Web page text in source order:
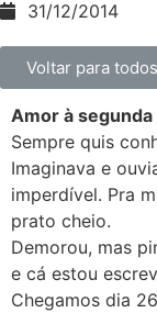
31/12/2014
Voltar para todos
Amor à
Sempre quis
Imaginava e
imperdível. Pra
prato cheio.
Demorou, mas
e cá estou
Chegamos dia